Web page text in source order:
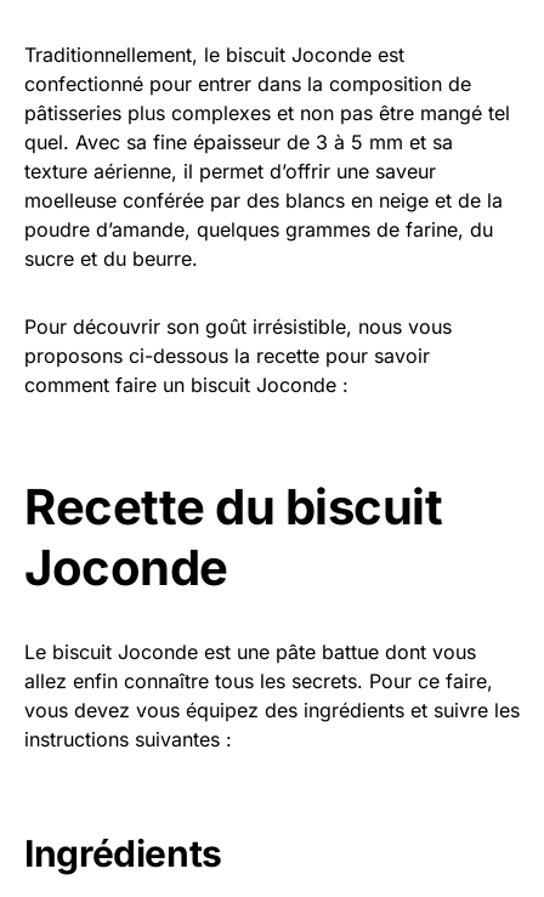
Traditionnellement, le biscuit Joconde est
confectionné pour entrer dans la composition de
pâtisseries plus complexes et non pas être mangé tel
quel. Avec sa fine épaisseur de 3 à 5 mm et sa
texture aérienne, il permet d’offrir une saveur
moelleuse conférée par des blancs en neige et de la
poudre d’amande, quelques grammes de farine, du
sucre et du beurre.
Pour découvrir son goût irrésistible, nous vous
proposons ci-dessous la recette pour savoir
comment faire un biscuit Joconde :
Recette du biscuit
Joconde
Le biscuit Joconde est une pâte battue dont vous
allez enfin connaître tous les secrets. Pour ce faire,
vous devez vous équipez des ingrédients et suivre les
instructions suivantes :
Ingrédients